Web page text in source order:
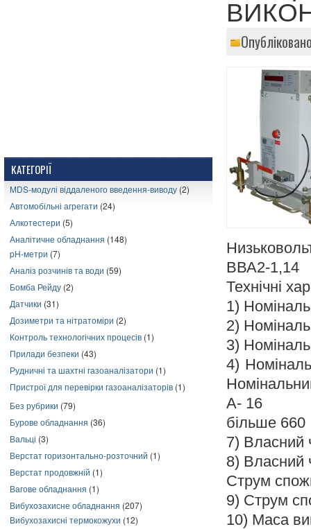
КАТЕГОРІЇ
MDS-модулі віддаленого введення-виводу (2)
Автомобільні агрегати (24)
Алкотестери (5)
Аналітичне обладнання (148)
pH-метри (7)
Аналіз розчинів та води (59)
Бомба Рейду (2)
Датчики (31)
Дозиметри та нітратоміри (2)
Контроль технологічних процесів (1)
Прилади безпеки (43)
Рудничні та шахтні газоаналізатори (1)
Пристрої для перевірки газоаналізаторів (1)
Без рубрики (79)
Бурове обладнання (36)
Вальці (3)
Верстат горизонтально-розточний (1)
Верстат продовжній (1)
Вагове обладнання (1)
Вибухозахисне обладнання (207)
Вибухозахисні термокожухи (12)
ВВА2-1,14
Технічні
1)
2)
3)
4)
А- 16
більше 660
7) Власний
8) Власний
Струм
9) Струм
10) Маса